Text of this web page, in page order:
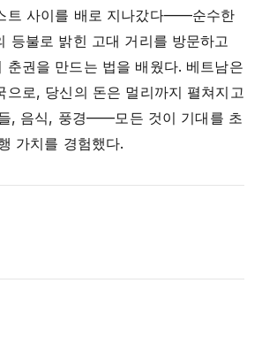
트 사이를 배로 지나갔다——순수한
등불로 밝힌 고대 거리를 방문하고
춘권을 만드는 법을 배웠다. 베트남은
으로, 당신의 돈은 멀리까지 펼쳐지고
, 음식, 풍경——모든 것이 기대를 초
가치를 경험했다.